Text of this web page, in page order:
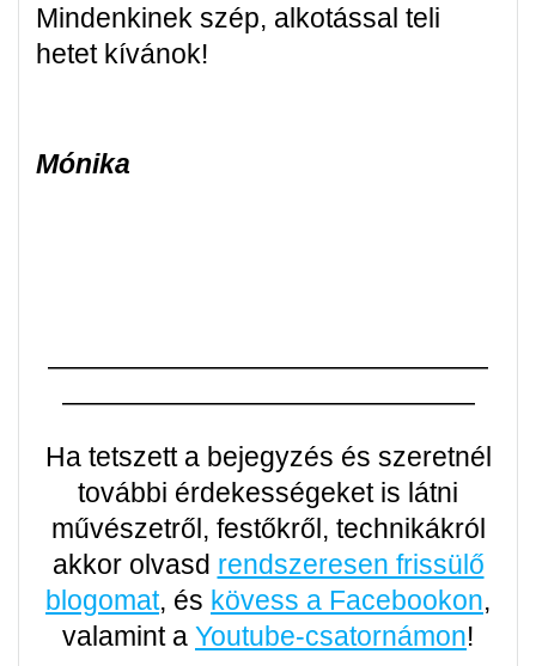
Mindenkinek szép, alkotással teli
hetet kívánok!
Mónika
————————————————
———————————————
Ha tetszett a bejegyzés és szeretnél
további érdekességeket is látni
művészetről, festőkről, technikákról
akkor olvasd rendszeresen frissülő
blogomat, és kövess a Facebookon,
valamint a Youtube-csatornámon!